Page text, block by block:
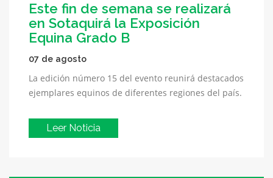
Este fin de semana se realizará
en Sotaquirá la Exposición
Equina Grado B
07 de agosto
La edición número 15 del evento reunirá destacados
ejemplares equinos de diferentes regiones del país.
Leer Noticia